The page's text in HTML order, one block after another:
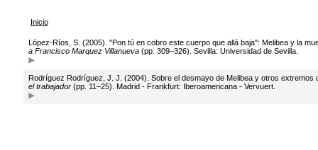
Inicio
López-Ríos, S. (2005). "Pon tú en cobro este cuerpo que allá baja": Melibea y la
a Francisco Marquez Villanueva(pp. 309–326). Sevilla: Universidad de Sevilla.
Rodríguez Rodríguez, J. J. (2004). Sobre el desmayo de Melibea y otros extremos
el trabajador(pp. 11–25). Madrid - Frankfurt: Iberoamericana - Vervuert.